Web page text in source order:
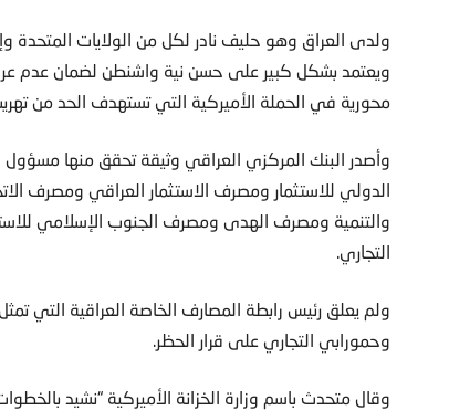
ويعتمد بشكل كبير على حسن نية واشنطن لضمان عدم
محورية في الحملة الأميركية التي تستهدف الحد من
وأصدر البنك المركزي العراقي وثيقة تحقق منها
الدولي للاستثمار ومصرف الاستثمار العراقي ومصرف
والتنمية ومصرف الهدى ومصرف الجنوب الإسلامي
التجاري.
ولم يعلق رئيس رابطة المصارف الخاصة العراقية التي
وحمورابي التجاري على قرار الحظر.
وقال متحدث باسم وزارة الخزانة الأميركية “نشيد